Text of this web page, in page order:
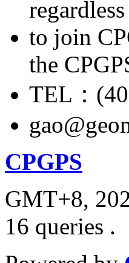
to join
the
TEL：
CPGPS
GMT+8,
16 queries .